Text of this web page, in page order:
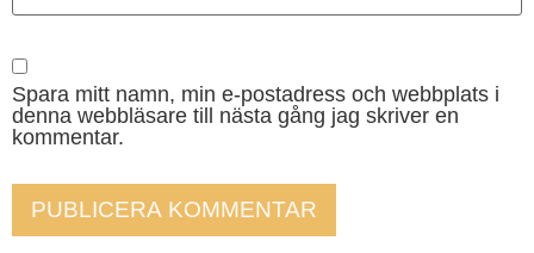
Spara mitt namn, min e-postadress och webbplats i
denna webbläsare till nästa gång jag skriver en
kommentar.